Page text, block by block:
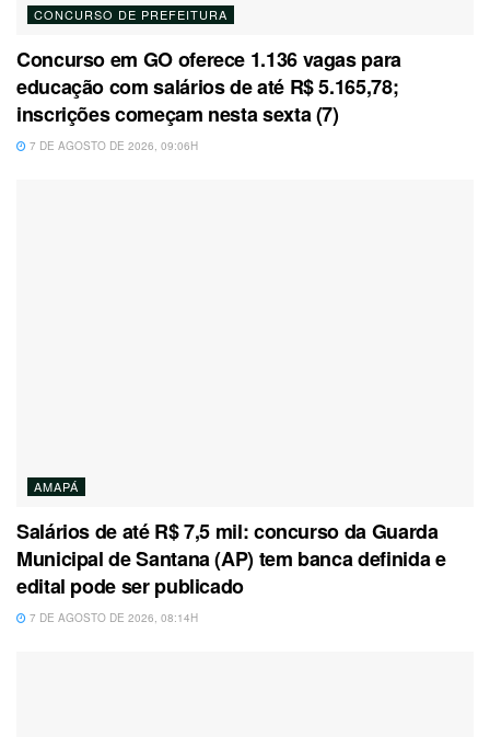
CONCURSO DE PREFEITURA
Concurso em GO oferece 1.136 vagas para
educação com salários de até R$ 5.165,78;
inscrições começam nesta sexta (7)
7 DE AGOSTO DE 2026, 09:06H
AMAPÁ
Salários de até R$ 7,5 mil: concurso da Guarda
Municipal de Santana (AP) tem banca definida e
edital pode ser publicado
7 DE AGOSTO DE 2026, 08:14H